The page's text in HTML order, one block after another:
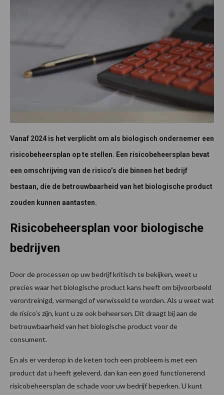
Vanaf 2024 is het verplicht om als biologisch ondernemer een
risicobeheersplan op te stellen. Een risicobeheersplan bevat
een omschrijving van de risico’s die binnen het bedrijf
bestaan, die de betrouwbaarheid van het biologische product
zouden kunnen aantasten.
Risicobeheersplan voor biologische
bedrijven
Door de processen op uw bedrijf kritisch te bekijken, weet u
precies waar het biologische product kans heeft om bijvoorbeeld
verontreinigd, vermengd of verwisseld te worden. Als u weet wat
de risico’s zijn, kunt u ze ook beheersen. Dit draagt bij aan de
betrouwbaarheid van het biologische product voor de
consument.
En als er verderop in de keten toch een probleem is met een
product dat u heeft geleverd, dan kan een goed functionerend
risicobeheersplan de schade voor uw bedrijf beperken. U kunt